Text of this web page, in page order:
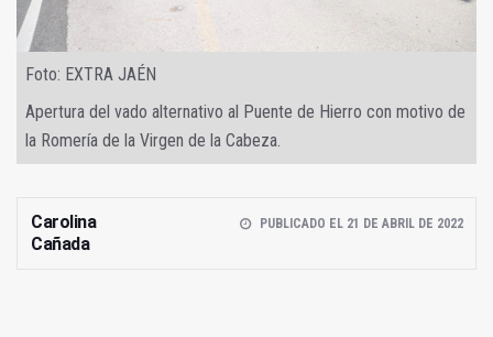
Foto: EXTRA JAÉN
Apertura del vado alternativo al Puente de Hierro con motivo de
la Romería de la Virgen de la Cabeza.
Carolina
Cañada
PUBLICADO EL 21 DE ABRIL DE 2022